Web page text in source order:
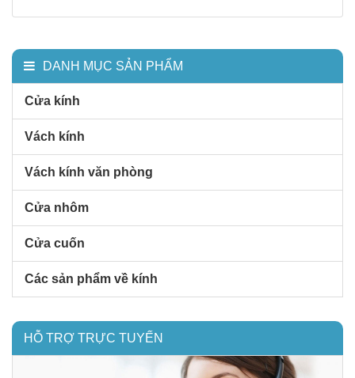
DANH MỤC SẢN PHẨM
Cửa kính
Vách kính
Vách kính văn phòng
Cửa nhôm
Cửa cuốn
Các sản phẩm về kính
HỖ TRỢ TRỰC TUYẾN